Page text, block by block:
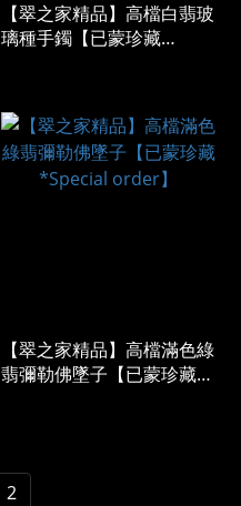
【翠之家精品】高檔白翡玻
璃種手鐲【已蒙珍藏
【翠之家精品】高檔滿色綠
翡彌勒佛墜子【已蒙珍藏
2